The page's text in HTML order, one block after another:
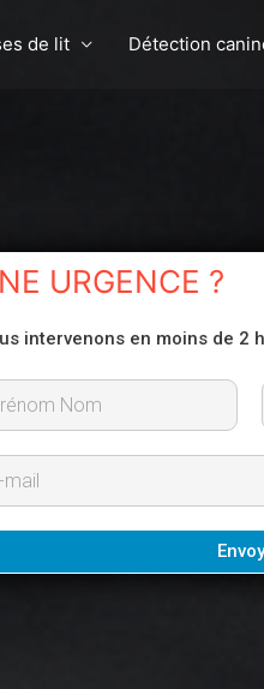
de lit Détection
URGENCE ?
intervenons en moins de 2